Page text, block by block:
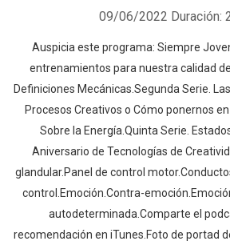
opinion, NO APTO PARA INMADUROS,
miembros de la Confederacion
invitados VIP. El contenido de los
sido resultado de varios meses de
Podcast Group, especialmente en los
FaceBook y Flickr. Espero que sea de tu
especialmente, que sea util... ...y que tu
misma! -VOX FUTURA TEAM-
09/06/2022 Duración:
Auspicia este programa: Siempre
entrenamientos para nuestra calidad
Definiciones Mecánicas.Segunda Serie.
Procesos Creativos o Cómo ponernos
Sobre la Energía.Quinta Serie.
Aniversario de Tecnologías de
glandular.Panel de control
control.Emoción.Contra-
autodeterminada.Comparte el
recomendación en iTunes.Foto de portad